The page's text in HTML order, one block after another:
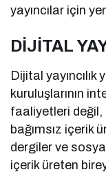
yayıncılar için
DİJİTAL
Dijital
kuruluşlarının
faaliyetleri değil,
bağımsız içerik
dergiler ve
içerik üreten